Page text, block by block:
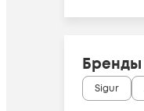
Бренды
Sigur